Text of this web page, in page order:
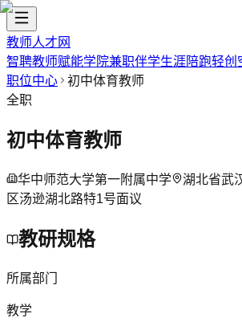
教师人才网
智聘教师赋能学院兼职伴学生涯陪跑轻创
职位中心
初中体育教师
全职
初中体育教师
华中师范大学第一附属中学
湖北省武
区汤逊湖北路特1号面议
教研规格
所属部门
教学